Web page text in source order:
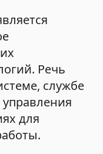
Речь
службе
управления
для